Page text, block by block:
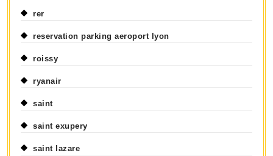
rer
reservation parking aeroport lyon
roissy
ryanair
saint
saint exupery
saint lazare